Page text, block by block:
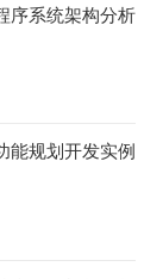
序系统架构分析
能规划开发实例